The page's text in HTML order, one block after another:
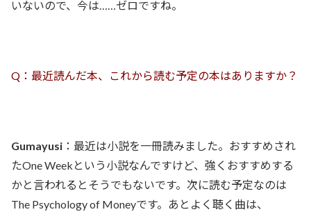
いないので、今は……ゼロですね。
Q：最近読んだ本、これから読む予定の本はありますか？
Gumayusi ：最近は小説を一冊読みました。おすすめされ
たOne Weekという小説なんですけど、強くおすすめする
かと言われるとそうでもないです。次に読む予定なのは
The Psychology of Moneyです。あとよく聴く曲は、